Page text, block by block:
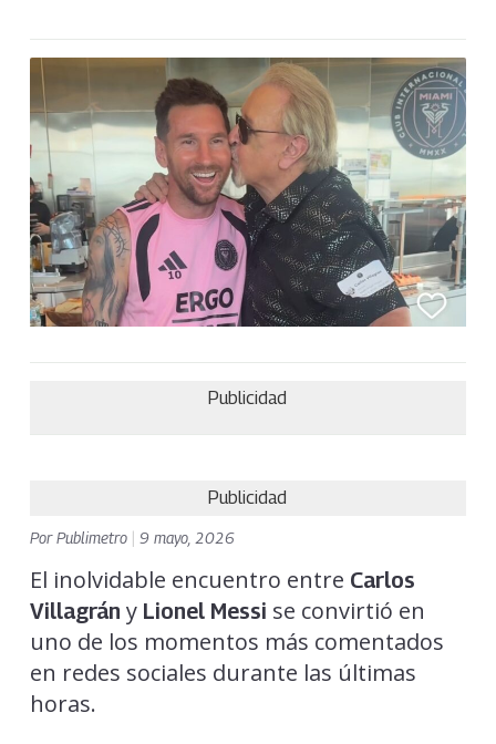
Publicidad
Publicidad
PorPublimetro 9 mayo, 2026
El inolvidable encuentro entre Carlos
Villagrán y Lionel Messi se convirtió en
uno de los momentos más comentados
en redes sociales durante las últimas
horas.